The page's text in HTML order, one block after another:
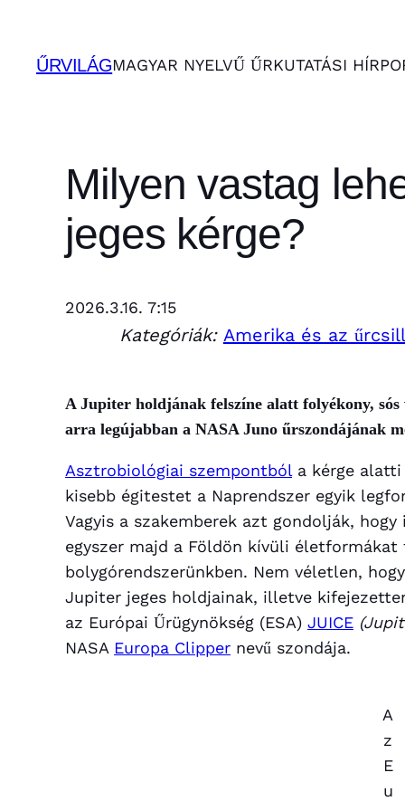
tartalomhoz
ŰRVILÁGMAGYAR NYELVŰ ŰRKUTATÁSI
Milyen vastag
jeges kérge?
2026.3.16. 7:15
Kategóriák: Amerika és az
A Jupiter holdjának felszíne alatt folyékony,
arra legújabban a NASA Juno űrszondájának
Asztrobiológiai szempontból a kérge
kisebb égitestet a Naprendszer egyik
Vagyis a szakemberek azt gondolják,
egyszer majd a Földön kívüli életformákat
bolygórendszerünkben. Nem véletlen,
Jupiter jeges holdjainak, illetve
az Európai Űrügynökség (ESA) JUICE
NASA Europa Clipper nevű szondája.
A
z
E
u